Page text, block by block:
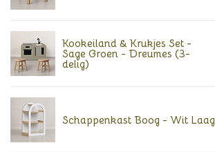
Kookeiland & Krukjes Set -
Sage Groen - Dreumes (3-
delig)
Schappenkast Boog - Wit Laag